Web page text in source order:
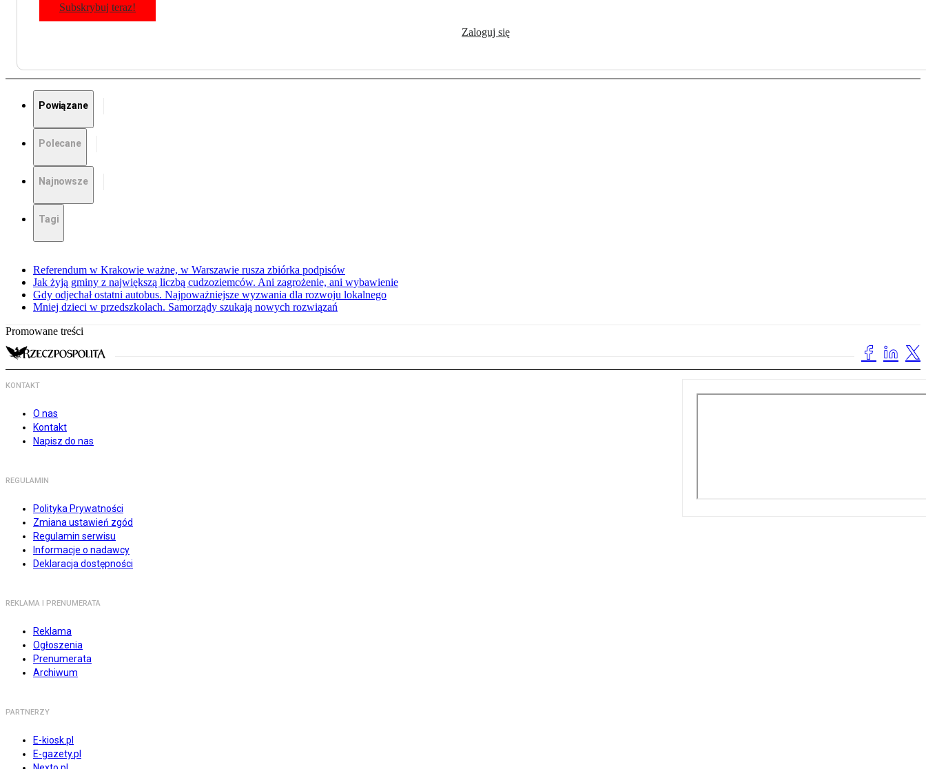
Subskrybuj teraz!
Zaloguj się
Powiązane
Polecane
Najnowsze
Tagi
Referendum w Krakowie ważne, w Warszawie rusza zbiórka podpisów
Jak żyją gminy z największą liczbą cudzoziemców. Ani zagrożenie, ani wybawienie
Gdy odjechał ostatni autobus. Najpoważniejsze wyzwania dla rozwoju lokalnego
Mniej dzieci w przedszkolach. Samorządy szukają nowych rozwiązań
Promowane treści
KONTAKT
O nas
Kontakt
Napisz do nas
REGULAMIN
Polityka Prywatności
Zmiana ustawień zgód
Regulamin serwisu
Informacje o nadawcy
Deklaracja dostępności
REKLAMA I PRENUMERATA
Reklama
Ogłoszenia
Prenumerata
Archiwum
PARTNERZY
E-kiosk.pl
E-gazety.pl